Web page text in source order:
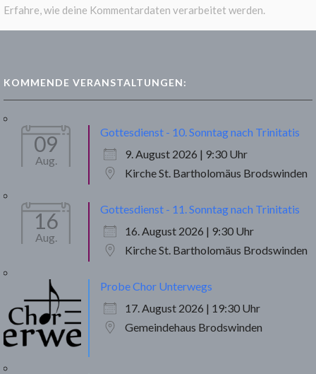
Erfahre, wie deine Kommentardaten verarbeitet werden.
KOMMENDE VERANSTALTUNGEN:
09
Aug.
Gottesdienst - 10. Sonntag nach Trinitatis
9. August 2026 | 9:30 Uhr
Kirche St. Bartholomäus Brodswinden
16
Aug.
Gottesdienst - 11. Sonntag nach Trinitatis
16. August 2026 | 9:30 Uhr
Kirche St. Bartholomäus Brodswinden
Probe Chor Unterwegs
17. August 2026 | 19:30 Uhr
Gemeindehaus Brodswinden